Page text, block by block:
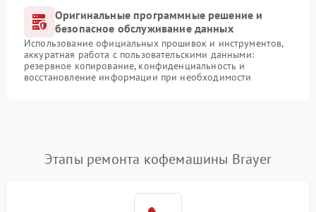
Оригинальные программные решение и
безопасное обслуживание данных
Использование официальных прошивок и инструментов,
аккуратная работа с пользовательскими данными:
резервное копирование, конфиденциальность и
восстановление информации при необходимости
Этапы ремонта кофемашины Brayer